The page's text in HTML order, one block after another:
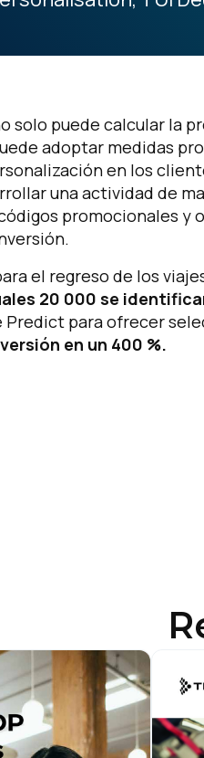
solo puede calcular la
adoptar medidas
en los
una actividad de
promocionales
el regreso de los
20 000 se
para ofrecer
en un 400 %.